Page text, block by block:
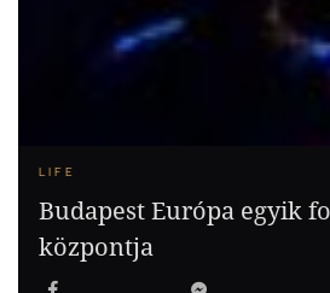
LIFE
Budapest Európa egyik
központja